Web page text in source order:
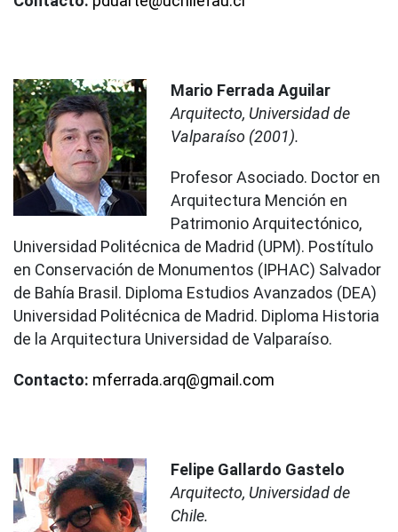
Mario Ferrada Aguilar
Arquitecto, Universidad de
Valparaíso (2001).
Profesor Asociado. Doctor en
Arquitectura Mención en
Patrimonio Arquitectónico,
Universidad Politécnica de Madrid (UPM). Postítulo
en Conservación de Monumentos (IPHAC) Salvador
de Bahía Brasil. Diploma Estudios Avanzados (DEA)
Universidad Politécnica de Madrid. Diploma Historia
de la Arquitectura Universidad de Valparaíso.
Contacto: mferrada.arq@gmail.com
Felipe Gallardo Gastelo
Arquitecto, Universidad de
Chile.